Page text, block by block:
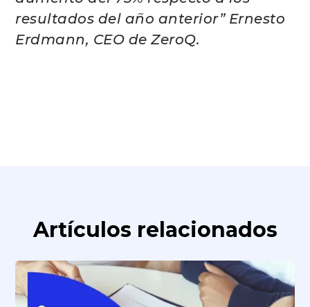
resultados del año anterior” Ernesto
Erdmann, CEO de ZeroQ.
Artículos relacionados